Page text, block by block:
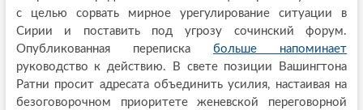
с целью сорвать мирное урегулирование ситуации в
Сирии и поставить под угрозу сочинский форум.
Опубликованная перепискабольше напоминает
руководство к действию. В свете позиции Вашингтона
Ратни просит адресата объединить усилия, настаивая на
безоговорочном приоритете женевской переговорной